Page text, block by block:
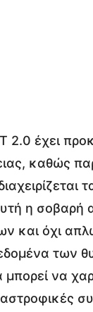
2.0 έχει
καθώς
η σοβαρή
και όχι
των
να